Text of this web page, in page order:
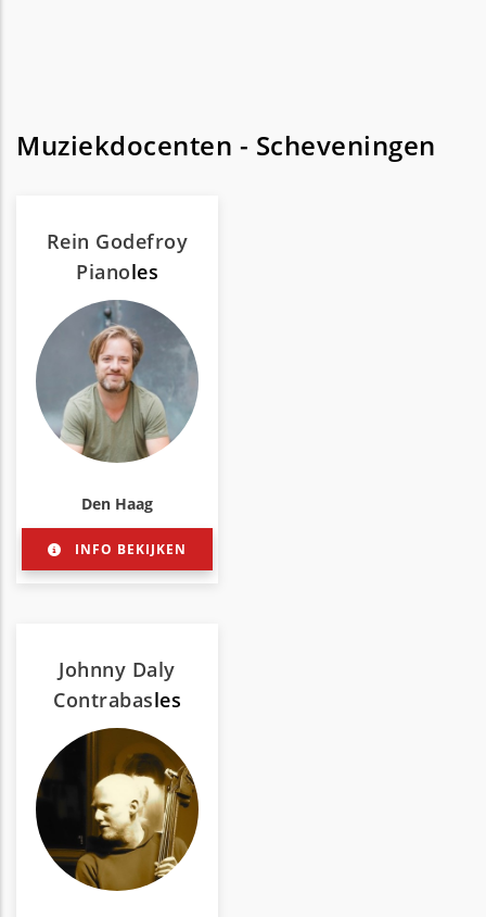
Muziekdocenten - Scheveningen
Rein Godefroy
Pianoles
Den Haag
INFO BEKIJKEN
Johnny Daly
Contrabasles